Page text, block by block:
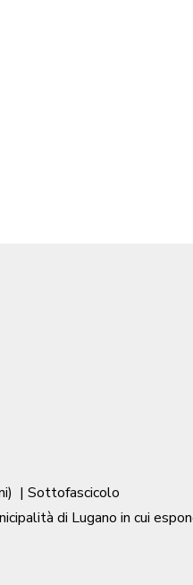
| Sottofascicolo
di Lugano in cui